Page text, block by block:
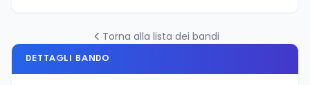
Torna alla lista dei bandi
DETTAGLI BANDO